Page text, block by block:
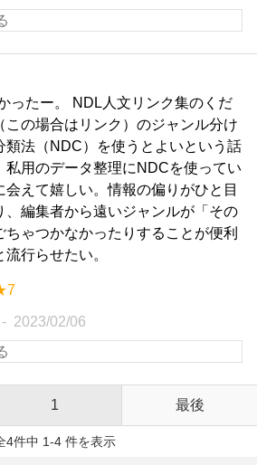
ったー。 NDL人文リンク集のくだ
この場合はリンク）のジャンル分け
類法（NDC）を使うとよいという話
私用のデータ整理にNDCを使ってい
会えて嬉しい。情報の偏りがひと目
、編集者から遠いジャンルが「その
ちゃつかなかったりすることが便利
行らせたい。
2023/02/06
1 最後
4件中 1-4 件を表示